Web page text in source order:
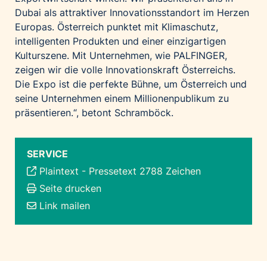
Dubai als attraktiver Innovationsstandort im Herzen
Europas. Österreich punktet mit Klimaschutz,
intelligenten Produkten und einer einzigartigen
Kulturszene. Mit Unternehmen, wie PALFINGER,
zeigen wir die volle Innovationskraft Österreichs.
Die Expo ist die perfekte Bühne, um Österreich und
seine Unternehmen einem Millionenpublikum zu
präsentieren.“, betont Schramböck.
SERVICE
Plaintext - Pressetext 2788 Zeichen
Seite drucken
Link mailen